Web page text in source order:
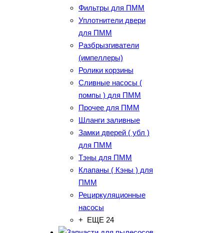
Фильтры для ПММ
Уплотнители двери
для ПММ
Разбрызгиватели
(импеллеры)
Ролики корзины
Сливные насосы (
помпы ) для ПММ
Прочее для ПММ
Шланги заливные
Замки дверей ( убл )
для ПММ
Тэны для ПММ
Клапаны ( Кэны ) для
ПММ
Рециркуляционные
насосы
+ ЕЩЕ 24